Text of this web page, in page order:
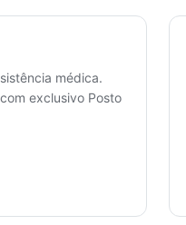
médica.
exclusivo Posto